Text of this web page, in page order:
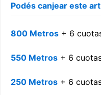
Podés canjear este
800 Metros + 6
550 Metros + 6
250 Metros + 6